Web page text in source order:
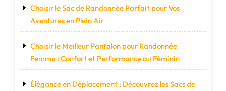
Choisir le Sac de Randonnée Parfait pour Vos
Aventures en Plein Air
Choisir le Meilleur Pantalon pour Randonnée
Femme : Confort et Performance au Féminin
Élégance en Déplacement : Découvrez les Sacs de